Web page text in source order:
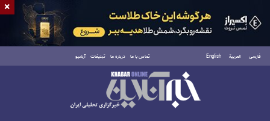
فارسی العربية English تماس با ما درباره ما تبلیغات آرشیو
یکشنبه ۱۸ مرداد ۱۴۰۵
×